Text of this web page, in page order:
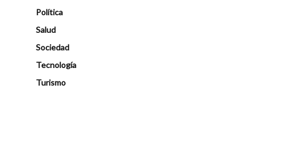
Política
Salud
Sociedad
Tecnología
Turismo